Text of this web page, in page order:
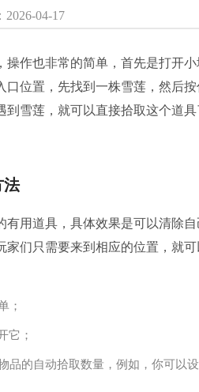
2026-04-17
操作也非常的简单，首先是打开
位置，先找到一株雪莲，然后
雪莲，就可以直接拾取这个道具
法
有用道具，具体效果是可以清除
家们只需要来到相应的位置，就
；
它；
品的自动拾取数量，例如，你可以